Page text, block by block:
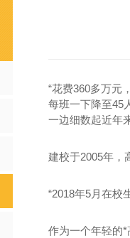
“花费360多万元
每班一下降至45
一边细数起近年
建校于2005年，
“2018年5月在校
作为一个年轻的